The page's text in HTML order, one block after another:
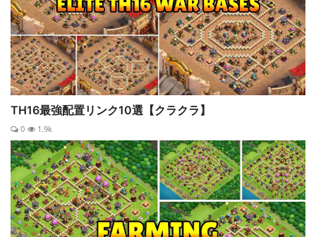
TH16最強配置リンク10選【クラクラ】
0 1.9k